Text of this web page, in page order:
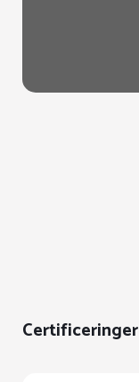
Certificeringer